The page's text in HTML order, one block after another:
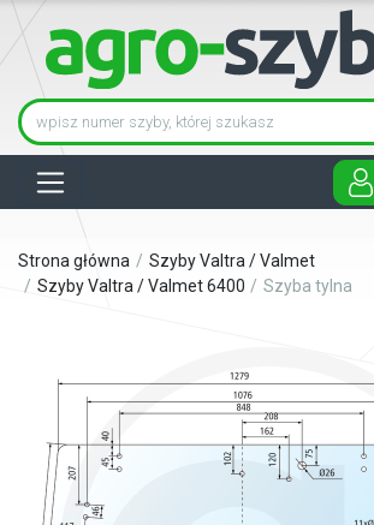
Strona główna
Szyby Valtra / Valmet
Szyby Valtra / Valmet 6400
Szyba tylna